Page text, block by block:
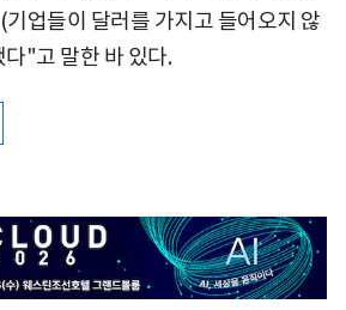
업들이 달러를 가지고 들어오지 않
"고 말한 바 있다.